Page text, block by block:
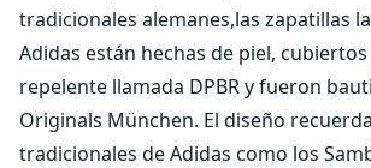
tradicionales alemanes,las zapatillas
Adidas están hechas de piel,
repelente llamada DPBR y fueron
Originals München. El diseño
tradicionales de Adidas como los